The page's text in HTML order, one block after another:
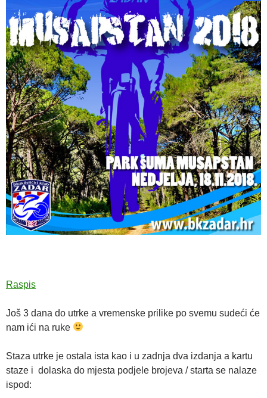
Raspis
Još 3 dana do utrke a vremenske prilike po svemu sudeći će
nam ići na ruke
Staza utrke je ostala ista kao i u zadnja dva izdanja a kartu
staze i dolaska do mjesta podjele brojeva / starta se nalaze
ispod: